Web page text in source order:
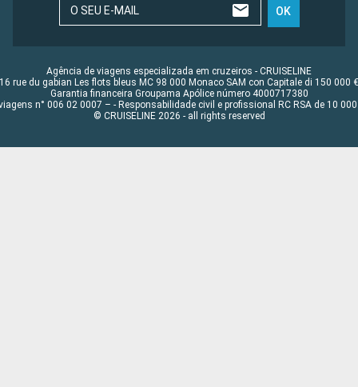
O SEU E-MAIL OK
Agência de viagens especializada em cruzeiros - CRUISELINE
16 rue du gabian Les flots bleus MC 98 000 Monaco SAM con Capitale di 150 000 €
Garantia financeira Groupama Apólice número 4000717380
n° 006 02 0007 – - Responsabilidade civil e profissional RC RSA de 10 000
© CRUISELINE 2026 - all rights reserved